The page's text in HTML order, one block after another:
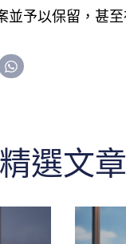
並予以保留，甚
選文